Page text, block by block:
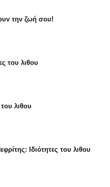
την ζωή σου!
του λιθου
λιθου
Ιδιότητες του λιθου